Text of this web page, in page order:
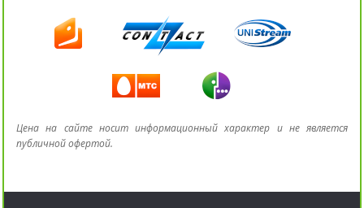
Цена на сайте носит информационный характер и не является
публичной офертой.